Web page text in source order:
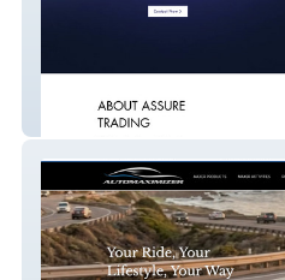
Assuretradingllc